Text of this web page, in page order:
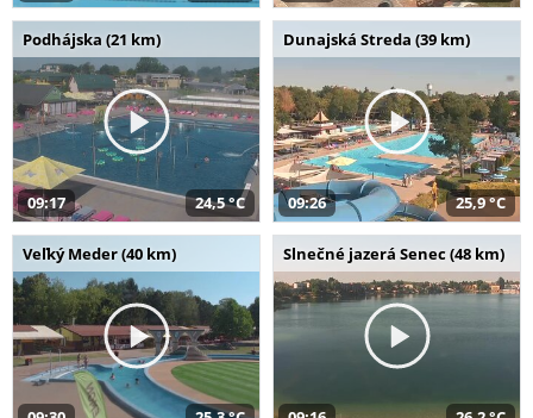
Podhájska (21 km)
09:17 24,5 °C
Dunajská Streda (39 km)
09:26 25,9 °C
Veľký Meder (40 km) Slnečné jazerá Senec (48 km)